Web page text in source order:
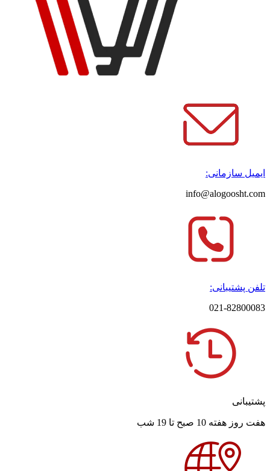
ایمیل سازمانی:
info@alogoosht.com
تلفن پشتیبانی:
021-82800083
پشتیبانی
هفت روز هفته 10 صبح تا 19 شب